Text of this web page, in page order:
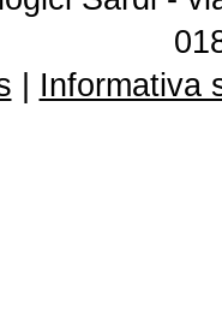
Informativa